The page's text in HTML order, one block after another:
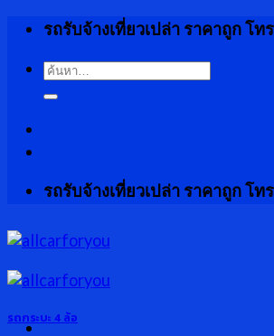
Skip
content
รถรับจ้างเที่ยวเปล่า ราคาถูก โ
ค้นหา:
รถรับจ้างเที่ยวเปล่า ราคาถูก โ
รถกระบะ 4 ล้อ